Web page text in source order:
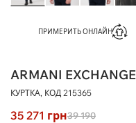
ПРИМЕРИТЬ ОНЛАЙН
ARMANI EXCHANGE
КУРТКА, КОД 215365
35 271 грн39 190